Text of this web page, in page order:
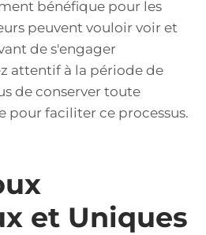
bénéfique pour les
peuvent vouloir voir et
de s'engager
attentif à la période de
de conserver toute
pour faciliter ce processus.
et Uniques